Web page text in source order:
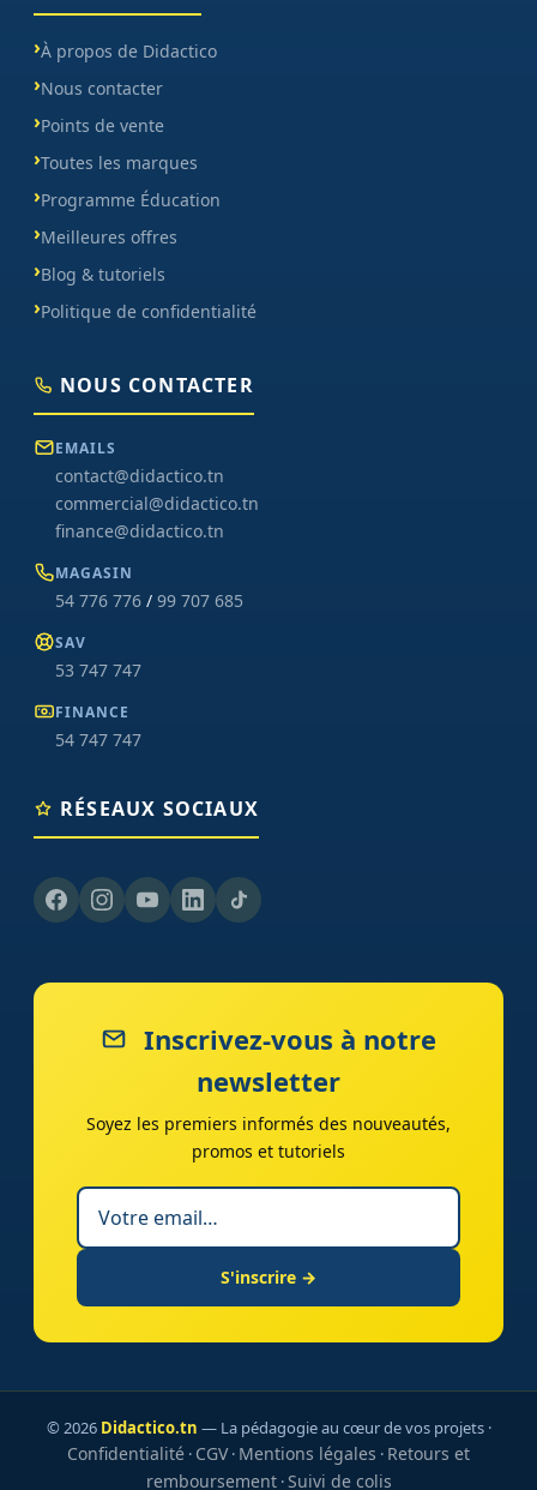
À propos de Didactico
Nous contacter
Points de vente
Toutes les marques
Programme Éducation
Meilleures offres
Blog & tutoriels
Politique de confidentialité
NOUS CONTACTER
EMAILS
contact@didactico.tn
commercial@didactico.tn
finance@didactico.tn
MAGASIN
54 776 776 / 99 707 685
SAV
53 747 747
FINANCE
54 747 747
RÉSEAUX SOCIAUX
Inscrivez-vous à notre
newsletter
Soyez les premiers informés des nouveautés,
promos et tutoriels
S'inscrire →
© 2026 Didactico.tn — La pédagogie au cœur de vos projets ·
Confidentialité · CGV· Mentions légales · Retours et
remboursement·Suivi de colis